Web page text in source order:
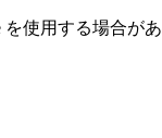
使⽤する場合があ